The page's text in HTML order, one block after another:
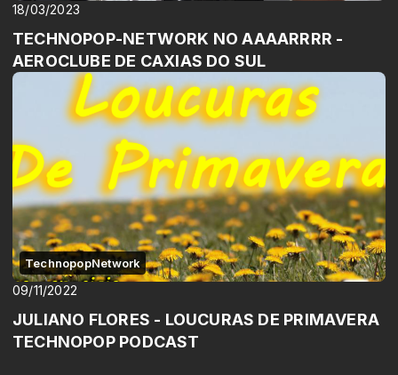
18/03/2023
TECHNOPOP-NETWORK NO AAAARRRR -
AEROCLUBE DE CAXIAS DO SUL
TechnopopNetwork
09/11/2022
JULIANO FLORES - LOUCURAS DE PRIMAVERA
TECHNOPOP PODCAST